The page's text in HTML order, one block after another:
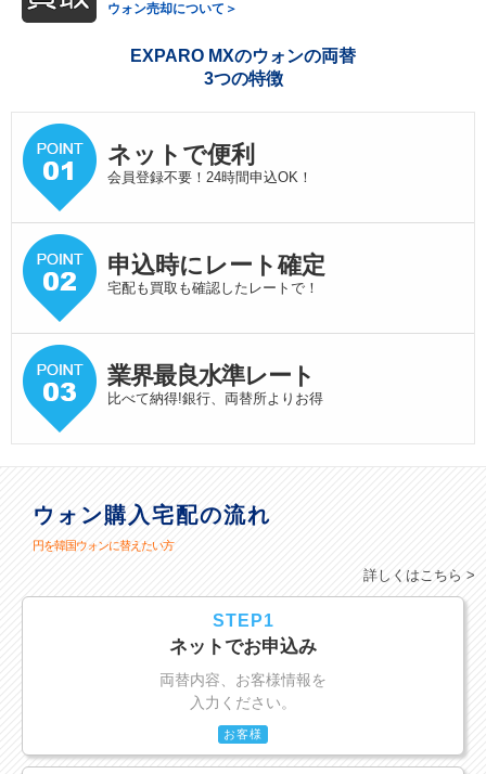
ウォン売却について＞
EXPARO MXのウォンの両替
3つの特徴
ネットで便利
会員登録不要！24時間申込OK！
申込時にレート確定
宅配も買取も確認したレートで！
業界最良水準レート
比べて納得!銀行、両替所よりお得
ウォン購入宅配の流れ
円を韓国ウォンに替えたい方
詳しくはこちら >
STEP1
ネットでお申込み
両替内容、お客様情報を
入力ください。
お客様